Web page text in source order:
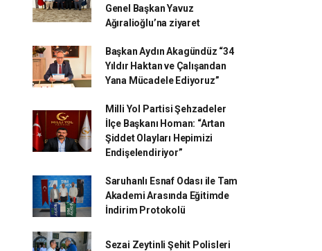
Genel Başkan Yavuz
Ağıralioğlu’na ziyaret
Başkan Aydın Akagündüz “34
Yıldır Haktan ve Çalışandan
Yana Mücadele Ediyoruz”
Milli Yol Partisi Şehzadeler
İlçe Başkanı Homan: “Artan
Şiddet Olayları Hepimizi
Endişelendiriyor”
Saruhanlı Esnaf Odası ile Tam
Akademi Arasında Eğitimde
İndirim Protokolü
Sezai Zeytinli Şehit Polisleri